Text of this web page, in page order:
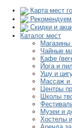
Карта мест
Скидки и
Каталог мест
Магазины
Чайные
Кафе
Йога и
Ушу и
Массаж
Центры
Школы
Музеи и
Хостелы